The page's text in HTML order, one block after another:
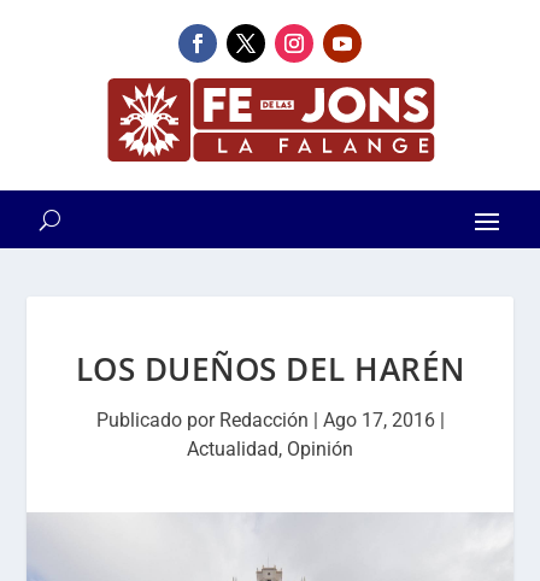
LOS DUEÑOS DEL HARÉN
Publicado por Redacción | Ago 17, 2016|
Actualidad, Opinión